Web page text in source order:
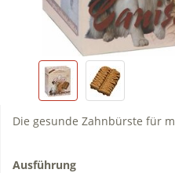
Die gesunde Zahnbürste für
Ausführung